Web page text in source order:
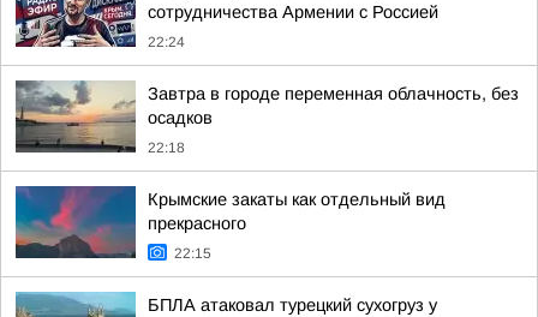
сотрудничества Армении с Россией
22:24
Завтра в городе переменная облачность, без
осадков
22:18
Крымские закаты как отдельный вид
прекрасного
22:15
БПЛА атаковал турецкий сухогруз у